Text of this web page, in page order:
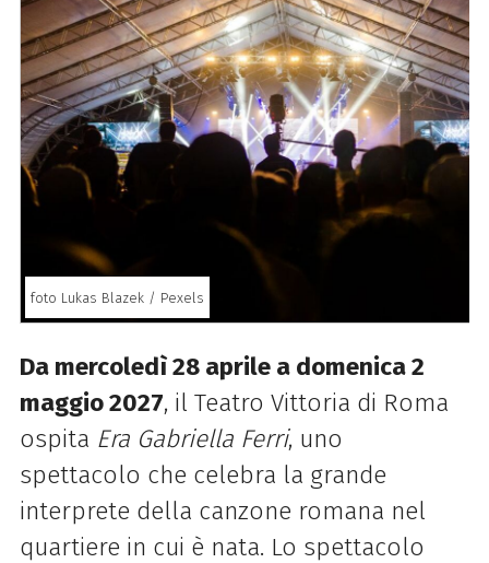
foto Lukas Blazek / Pexels
Da mercoledì 28 aprile a domenica 2
maggio 2027, il Teatro Vittoria di Roma
ospita Era Gabriella Ferri, uno
spettacolo che celebra la grande
interprete della canzone romana nel
quartiere in cui è nata. Lo spettacolo